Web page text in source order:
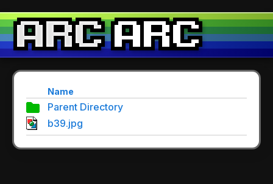
Name
Parent Directory
b39.jpg